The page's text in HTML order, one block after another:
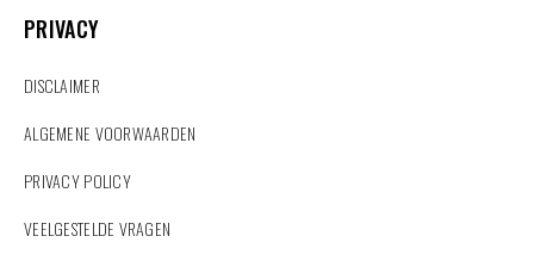
PRIVACY
DISCLAIMER
ALGEMENE VOORWAARDEN
PRIVACY POLICY
VEELGESTELDE VRAGEN